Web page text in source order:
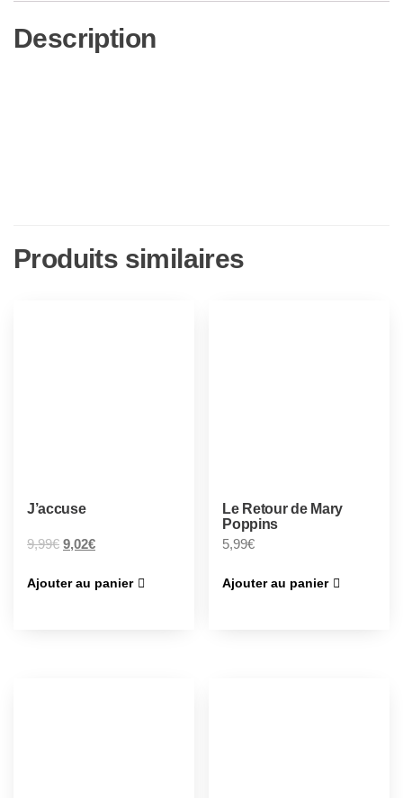
Description
Produits similaires
J’accuse
9,99€ 9,02€
Ajouter au panier
Le Retour de Mary
Poppins
5,99€
Ajouter au panier